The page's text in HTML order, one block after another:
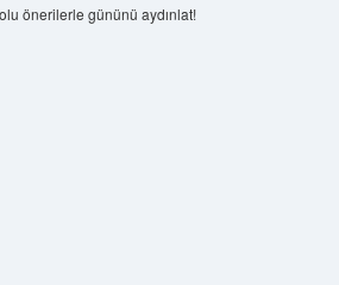
önerilerle gününü aydınlat!